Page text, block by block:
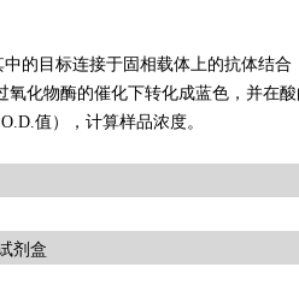
的目标连接于固相载体上的抗体结合
化物酶的催化下转化成蓝色，并在
值），计算样品浓度。
剂盒